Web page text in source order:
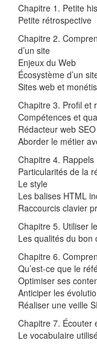
Chapitre 1. Petite
Petite rétrospective
Chapitre 2.
d’un site
Enjeux du Web
Écosystème d’un
Sites web et
Chapitre 3. Profil et
Compétences et
Rédacteur web
Aborder le métier
Chapitre 4.
Particularités de la
Le style
Les balises HTML
Raccourcis clavier
Chapitre 5. Utiliser
Les qualités du bon
Chapitre 6.
Qu’est-ce que le
Optimiser ses
Anticiper les
Réaliser une veille
Chapitre 7. Écouter
Le vocabulaire